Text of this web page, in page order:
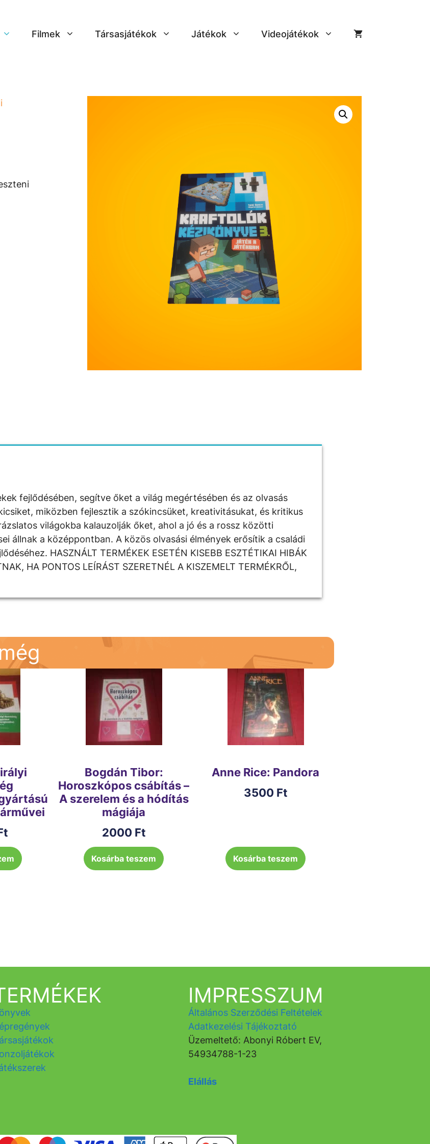
Filmek Társasjátékok Játékok Videojátékok
fejlődésében, segítve őket a világ megértésében és az olvasás
miközben fejlesztik a szókincsüket, kreativitásukat, és kritikus
világokba kalauzolják őket, ahol a jó és a rossz közötti
állnak a középpontban. A közös olvasási élmények erősítik a családi
HASZNÁLT TERMÉKEK ESETÉN KISEBB ESZTÉTIKAI HIBÁK
HA PONTOS LEÍRÁST SZERETNÉL A KISZEMELT TERMÉKRŐL,
Bogdán Tibor:
Horoszkópos csábítás –
A szerelem és a hódítás
mágiája
2000 Ft
Kosárba teszem
Anne Rice: Pandora
3500 Ft
Kosárba teszem
IMPRESSZUM
Általános Szerződési Feltételek
Adatkezelési Tájékoztató
Üzemeltető: Abonyi Róbert EV,
54934788-1-23
Elállás